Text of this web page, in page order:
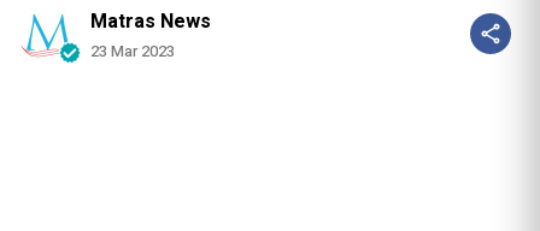
Matras News
23 Mar 2023